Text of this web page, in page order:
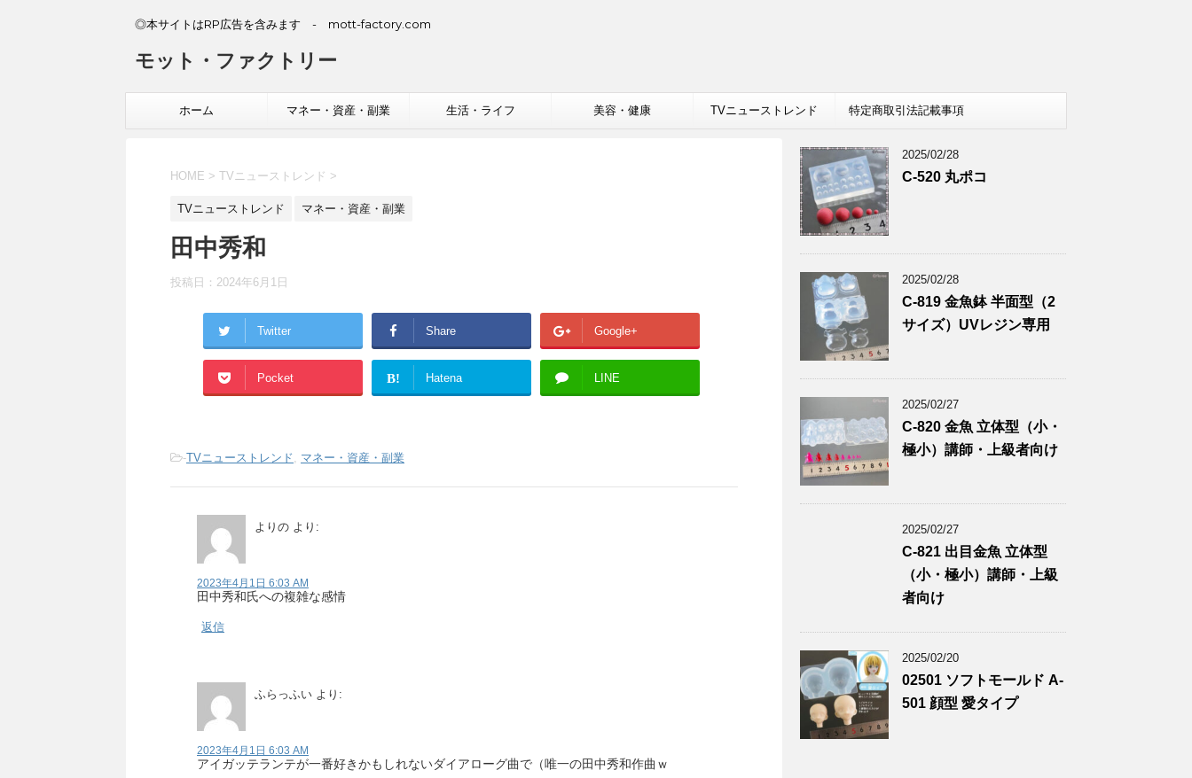
◎本サイトはRP広告を含みます - mott-factory.com
モット・ファクトリー
ホーム マネー・資産・副業 生活・ライフ 美容・健康 TVニューストレンド 特定商取引法記載事項
HOME > TVニューストレンド >
TVニューストレンド マネー・資産・副業
田中秀和
投稿日： 2024年6月1日
Twitter Share Google+
Pocket B! Hatena LINE
-TVニューストレンド, マネー・資産・副業
よりの より:
2023年4月1日 6:03 AM
田中秀和氏への複雑な感情
返信
ふらっふい より:
2023年4月1日 6:03 AM
アイガッテランテが一番好きかもしれないダイアローグ曲で（唯一の田中秀和作曲ｗ
2025/02/28
C-520 丸ポコ
2025/02/28
C-819 金魚鉢 半面型（2
サイズ）UVレジン専用
2025/02/27
C-820 金魚 立体型（小・
極小）講師・上級者向け
2025/02/27
C-821 出目金魚 立体型
（小・極小）講師・上級
者向け
2025/02/20
02501 ソフトモールド A-
501 顔型 愛タイプ